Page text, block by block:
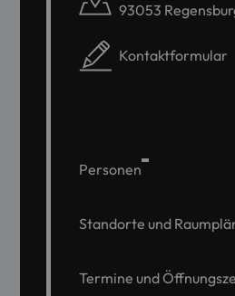
93053
Kontaktformular
Personen
Standorte und
Termine und